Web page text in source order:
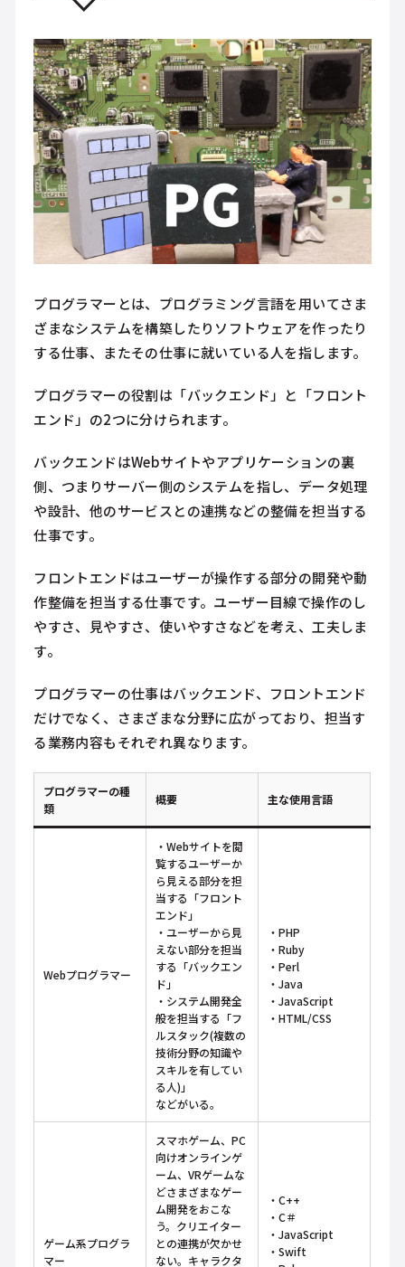
プログラマーとは、プログラミング言語を用いてさま
ざまなシステムを構築したりソフトウェアを作ったり
する仕事、またその仕事に就いている人を指します。
プログラマーの役割は「バックエンド」と「フロント
エンド」の2つに分けられます。
バックエンドはWebサイトやアプリケーションの裏
側、つまりサーバー側のシステムを指し、データ処理
や設計、他のサービスとの連携などの整備を担当する
仕事です。
フロントエンドはユーザーが操作する部分の開発や動
作整備を担当する仕事です。ユーザー目線で操作のし
やすさ、見やすさ、使いやすさなどを考え、工夫しま
す。
プログラマーの仕事はバックエンド、フロントエンド
だけでなく、さまざまな分野に広がっており、担当す
る業務内容もそれぞれ異なります。
プログラマーの種
類
概要 主な使用言語
Webプログラマー
・Webサイトを閲
覧するユーザーか
ら見える部分を担
当する「フロント
エンド」
・ユーザーから見
えない部分を担当
する「バックエン
ド」
・システム開発全
般を担当する「フ
ルスタック(複数の
技術分野の知識や
スキルを有してい
る人)」
などがいる。
・PHP
・Ruby
・Perl
・Java
・JavaScript
・HTML/CSS
ゲーム系プログラ
マー
スマホゲーム、PC
向けオンラインゲ
ーム、VRゲームな
どさまざまなゲー
ム開発をおこな
う。クリエイター
との連携が欠かせ
ない。キャラクタ
・C++
・C＃
・JavaScript
・Swift